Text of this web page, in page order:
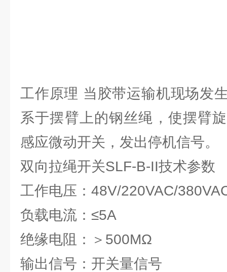
工作原理 当胶带运输机现场发
系于摆臂上的钢丝绳，使摆臂
感应微动开关，发出停机信号。
双向拉绳开关SLF-B-II技术参数
工作电压：48V/220VAC/
负载电流：≤5A
绝缘电阻：＞500MΩ
输出信号：开关量信号